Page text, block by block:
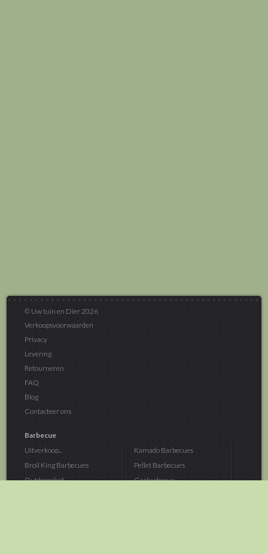
© Uw tuin en Dier 2026
Verkoopsvoorwaarden
Privacy
Levering
Retourneren
FAQ
Blog
Contacteer ons
Barbecue
Uitverkoop...
Broil King Barbecues
Outdoorchef...
Kamado Barbecues
Pellet Barbecues
Gasbarbecue